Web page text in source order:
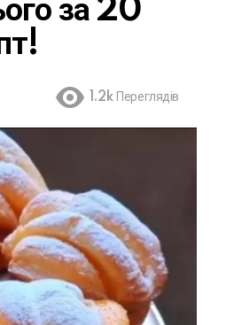
за 20
1.2k Переглядів